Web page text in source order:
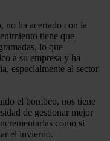
no ha acertado con la
tiene que
lo que
a su empresa y ha
especialmente al sector
el bombeo, nos tiene
de gestionar mejor
como si
el invierno.